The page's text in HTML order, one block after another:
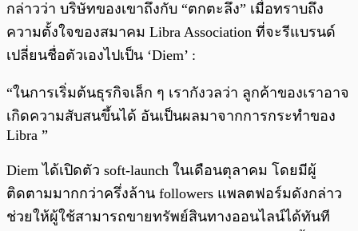
กล่าวว่า บริษัทของเขาถึงกับ “ตกตะลึง” เมื่อทราบถึง
ความตั้งใจของสมาคม Libra Association ที่จะรีแบรนด์
เปลี่ยนชื่อตัวเองไปเป็น ‘Diem’ :
“ในการเริ่มต้นธุรกิจเล็ก ๆ เรากังวลว่า ลูกค้าของเราอาจ
เกิดความสับสนขึ้นได้ อันเป็นผลมาจากการกระทำของ
Libra ”
Diem ได้เปิดตัว soft-launch ในเดือนตุลาคม โดยมีผู้
ติดตามมากกว่าครึ่งล้าน followers แพลตฟอร์มดังกล่าว
ช่วยให้ผู้ใช้สามารถขายทรัพย์สินทางออนไลน์ได้ทันที